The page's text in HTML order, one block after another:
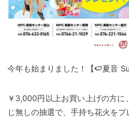
今年も始まりました！【🍉夏音
￥3,000円以上お買い上げの方に
じ無しの抽選で、手持ち花火をプ